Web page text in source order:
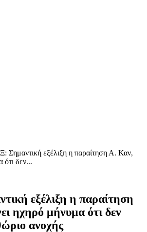
Σημαντική εξέλιξη η παραίτηση Α. Καν,
ότι δεν...
εξέλιξη η παραίτηση
ηχηρό μήνυμα ότι δεν
ανοχής